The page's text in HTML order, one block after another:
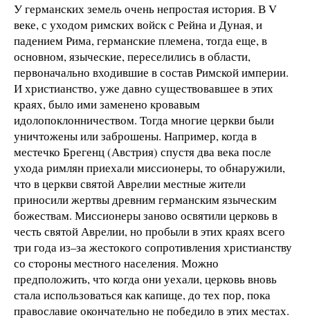
У германских земель очень непростая история. В V
веке, с уходом римских войск с Рейна и Дуная, и
падением Рима, германские племена, тогда еще, в
основном, языческие, переселились в области,
первоначально входившие в состав Римской империи.
И христианство, уже давно существовавшее в этих
краях, было ими заменено кровавым
идолопоклонничеством. Тогда многие церкви были
уничтожены или заброшены. Например, когда в
местечко Брегенц (Австрия) спустя два века после
ухода римлян приехали миссионеры, то обнаружили,
что в церкви святой Аврелии местные жители
приносили жертвы древним германским языческим
божествам. Миссионеры заново освятили церковь в
честь святой Аврелии, но пробыли в этих краях всего
три года из–за жестокого сопротивления христианству
со стороны местного населения. Можно
предположить, что когда они уехали, церковь вновь
стала использоваться как капище, до тех пор, пока
православие окончательно не победило в этих местах.